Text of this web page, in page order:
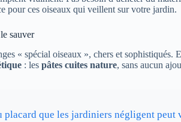
pour ces oiseaux qui veillent sur votre jardin.
sauver
« spécial oiseaux », chers et
: les pâtes cuites nature, sans aucun
placard que les jardiniers négligent peut